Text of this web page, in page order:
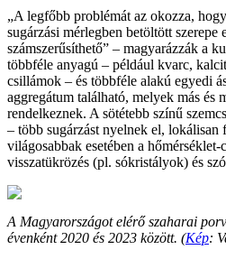
„A legfőbb problémát az okozza,
sugárzási mérlegben betöltött szerepe
számszerűsíthető” – magyarázzák a
többféle anyagú – például kvarc,
csillámok – és többféle alakú egyedi
aggregátum található, melyek más és
rendelkeznek. A sötétebb színű
– több sugárzást nyelnek el, lokálisan
világosabbak esetében a
visszatükrözés (pl. sókristályok) és
A Magyarországot elérő szaharai
évenként 2020 és 2023 között. (Kép: